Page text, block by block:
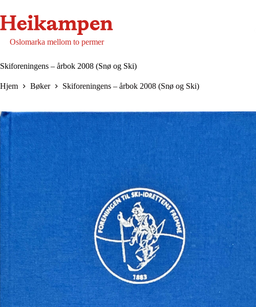
innholdet
Oslomarka mellom to permer
Skiforeningens – årbok 2008 (Snø og Ski)
Hjem Bøker Skiforeningens – årbok 2008 (Snø og Ski)